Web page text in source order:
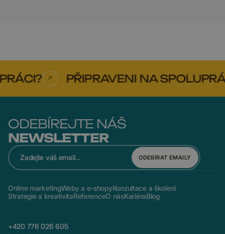
PŘIPRAVENI NA
ODEBÍREJTE NÁŠ
NEWSLETTER
ODEBÍRAT EMAILY
Online marketingWeby a e-shopyKonzultace a školení
Strategie a kreativitaReferenceO násKariéraBlog
+420 776 026 605